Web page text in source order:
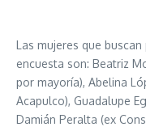
Las mujeres que
encuesta son: Beatriz
por mayoría), Abelina
Acapulco), Guadalupe
Damián Peralta (ex